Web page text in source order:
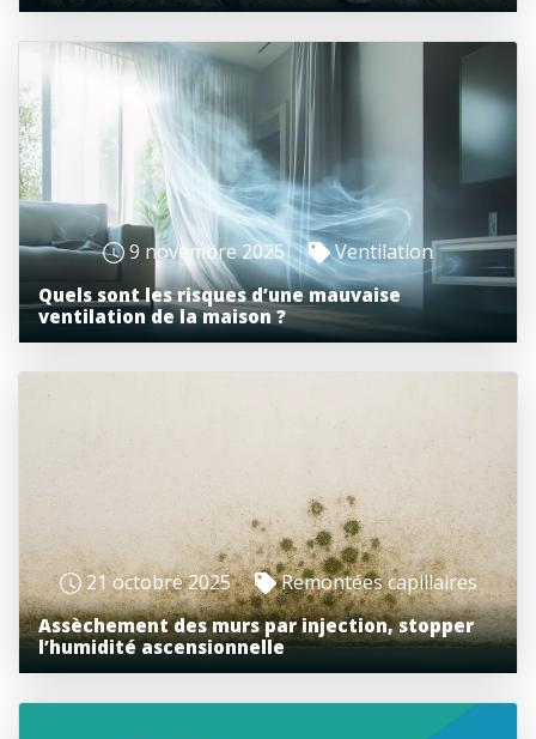
Quels sont les risques d’une mauvaise
ventilation de la maison ?
9 novembre 2025 Ventilation
Assèchement des murs par injection, stopper
l’humidité ascensionnelle
21 octobre 2025 Remontées capillaires